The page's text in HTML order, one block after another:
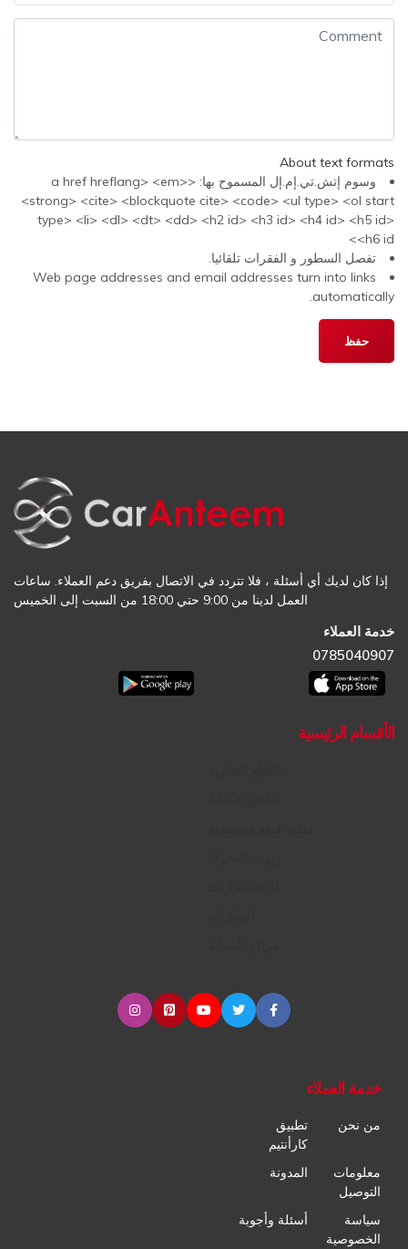
About text formats
وسوم إتش.تي.إم.إل المسموح بها: <a href hreflang> <em>
<strong> <cite> <blockquote cite> <code> <ul type> <ol start
type> <li> <dl> <dt> <dd> <h2 id> <h3 id> <h4 id> <h5 id>
<h6 id>
تفصل السطور و الفقرات تلقائيا.
Web page addresses and email addresses turn into links
automatically.
إذا كان لديك أي أسئلة ، فلا تتردد في الاتصال بفريق دعم العملاء. ساعات
العمل لدينا من 9:00 حتي 18:00 من السبت إلى الخميس
خدمة العملاء
0785040907
الأقسام الرئيسية
خدمة العملاء
من نحن
تطبيق
كارأنتيم
معلومات
التوصيل
المدونة
سياسة
الخصوصية
أسئلة وأجوبة